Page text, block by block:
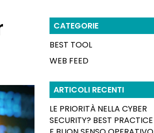
CATEGORIE
BEST TOOL
WEB FEED
ARTICOLI RECENTI
LE PRIORITÀ NELLA CYBER
SECURITY? BEST PRACTICE